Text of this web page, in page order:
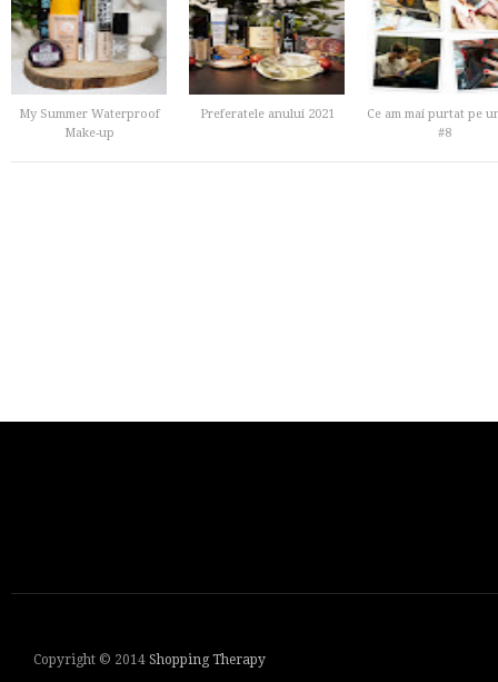
My Summer Waterproof
Make-up
Preferatele anului 2021
Ce am mai purtat pe
#8
Copyright © 2014 Shopping Therapy